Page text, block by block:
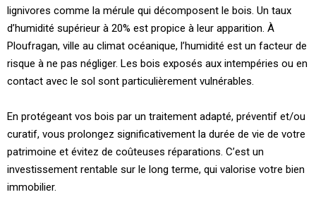
lignivores comme la mérule qui décomposent le bois. Un taux
d’humidité supérieur à 20% est propice à leur apparition. À
Ploufragan, ville au climat océanique, l’humidité est un facteur de
risque à ne pas négliger. Les bois exposés aux intempéries ou en
contact avec le sol sont particulièrement vulnérables.
En protégeant vos bois par un traitement adapté, préventif et/ou
curatif, vous prolongez significativement la durée de vie de votre
patrimoine et évitez de coûteuses réparations. C’est un
investissement rentable sur le long terme, qui valorise votre bien
immobilier.